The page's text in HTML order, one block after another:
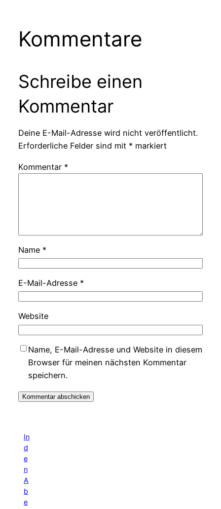
Kommentare
Schreibe einen
Kommentar
Deine E-Mail-Adresse wird nicht veröffentlicht.
Erforderliche Felder sind mit * markiert
Kommentar *
Name *
E-Mail-Adresse *
Website
Name, E-Mail-Adresse und Website in diesem
Browser für meinen nächsten Kommentar
speichern.
In
d
e
n
A
b
e